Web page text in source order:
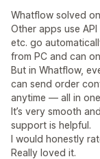
Whatflow solved
Other apps use
etc. go
from PC and can
But in Whatflow,
can send order
anytime — all in
It’s very smooth
support is helpful.
I would honestly
Really loved it.